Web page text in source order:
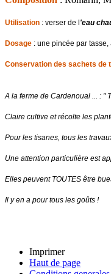
Utilisation : verser de l'eau
Dosage : une pincée par
Conservation des sachets de
A la ferme de Cardenoual ... : "
Claire cultive et récolte les
Pour les tisanes, tous les
Une attention particulière est
Elles peuvent TOUTES être
Il y en a pour tous les goûts !
Imprimer
Haut de page